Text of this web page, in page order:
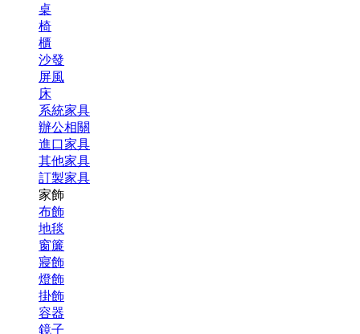
桌
椅
櫃
沙發
屏風
床
系統家具
辦公相關
進口家具
其他家具
訂製家具
家飾
布飾
地毯
窗簾
寢飾
燈飾
掛飾
容器
鏡子